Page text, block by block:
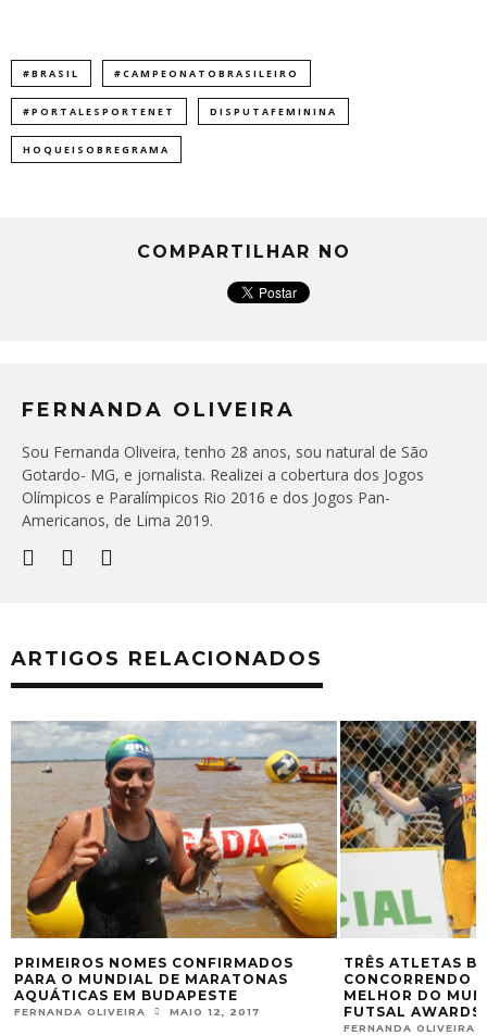
#BRASIL #CAMPEONATOBRASILEIRO
#PORTALESPORTENET DISPUTAFEMININA
HOQUEISOBREGRAMA
COMPARTILHAR NO
FERNANDA OLIVEIRA
Sou Fernanda Oliveira, tenho 28 anos, sou natural de São
Gotardo- MG, e jornalista. Realizei a cobertura dos Jogos
Olímpicos e Paralímpicos Rio 2016 e dos Jogos Pan-
Americanos, de Lima 2019.
ARTIGOS RELACIONADOS
PRIMEIROS NOMES CONFIRMADOS
PARA O MUNDIAL DE MARATONAS
AQUÁTICAS EM BUDAPESTE
FERNANDA OLIVEIRA MAIO 12, 2017
TRÊS ATLETAS
CONCORRENDO
MELHOR DO
FUTSAL AWARDS
FERNANDA OLIVEIRA